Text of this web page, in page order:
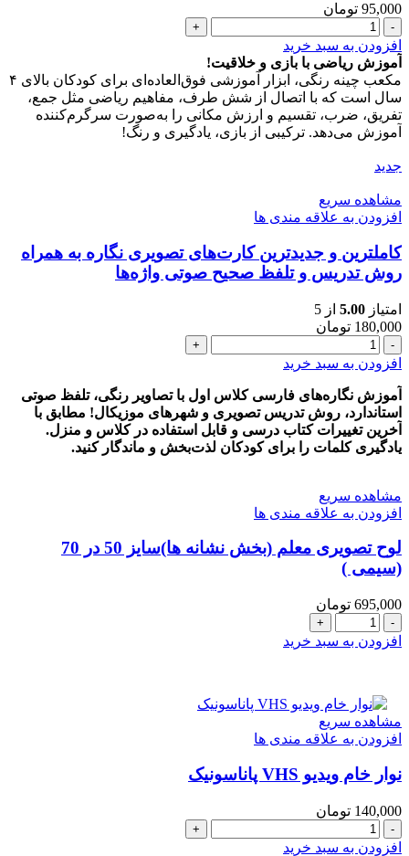
95,000 تومان
مکعب
های
ریاضی
چینه
اول
دبستان
همراه
آموزش
افزودن به سبد خرید
آموزش ریاضی با بازی و خلاقیت!
مکعب چینه رنگی، ابزار آموزشی فوق‌العاده‌ای برای کودکان بالای ۴
سال است که با اتصال از شش طرف، مفاهیم ریاضی مثل جمع،
تفریق، ضرب، تقسیم و ارزش مکانی را به‌صورت سرگرم‌کننده
آموزش می‌دهد. ترکیبی از بازی، یادگیری و رنگ!
جدید
مشاهده سریع
افزودن به علاقه مندی ها
کاملترین و جدیدترین کارت‌های تصویری نگاره به همراه
روش تدریس و تلفظ صحیح صوتی واژه‌ها
امتیاز 5.00 از 5
180,000 تومان
کاملترین
و
کارت‌های
تصویری
نگاره
به
تدریس
و
صحیح
صوتی
عدد
افزودن به سبد خرید
آموزش نگاره‌های فارسی کلاس اول با تصاویر رنگی، تلفظ صوتی
استاندارد، روش تدریس تصویری و شهرهای موزیکال! مطابق با
آخرین تغییرات کتاب درسی و قابل استفاده در کلاس و منزل.
یادگیری کلمات را برای کودکان لذت‌بخش و ماندگار کنید.
مشاهده سریع
افزودن به علاقه مندی ها
لوح تصويری معلم (بخش نشانه ها)سایز 50 در 70
(سیمی )
695,000 تومان
لوح
تصويری
ها)سایز
50
در
(سیمی
عدد
افزودن به سبد خرید
مشاهده سریع
افزودن به علاقه مندی ها
نوار خام ویدیو VHS پاناسونیک
140,000 تومان
نوار
خام
افزودن به سبد خرید